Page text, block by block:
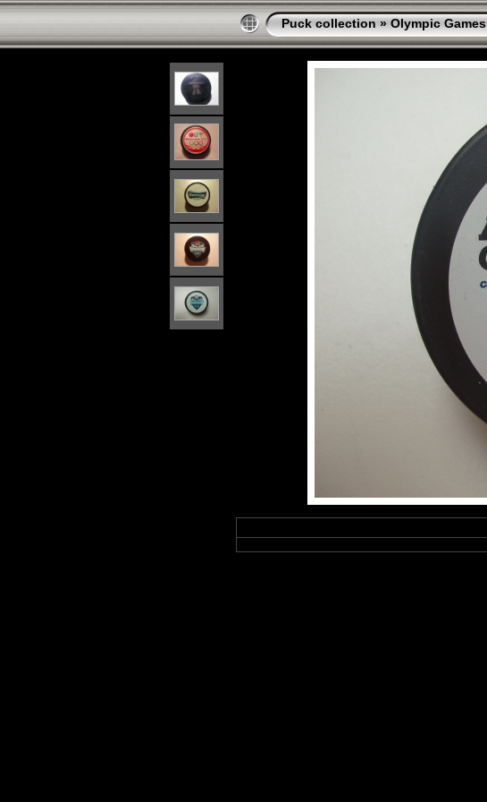
Puck collection » Olympic Games